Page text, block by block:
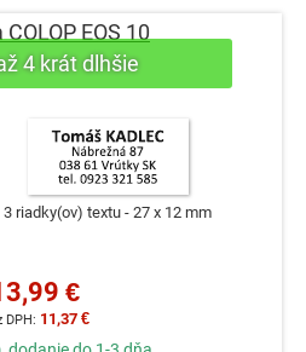
EOS 10
3 riadky(ov) textu 27 x 12 mm
€
11,37 €